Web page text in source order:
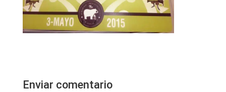
Enviar comentario